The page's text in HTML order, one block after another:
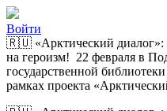
Войти
🇷🇺 «Арктический диалог»:
на героизм! 22 февраля в
государственной
рамках проекта